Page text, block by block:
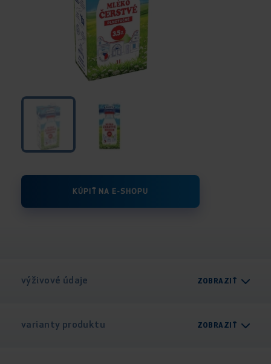
KÚPIŤ NA E-SHOPU
výživové údaje ZOBRAZIŤ
varianty produktu ZOBRAZIŤ